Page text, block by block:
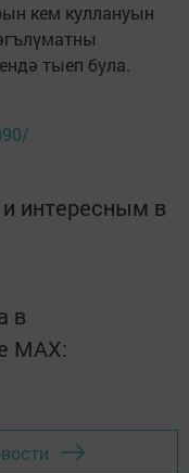
кем куллануын
тыеп була.
интересным в
в
MАХ: